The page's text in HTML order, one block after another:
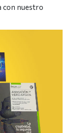
con nuestro